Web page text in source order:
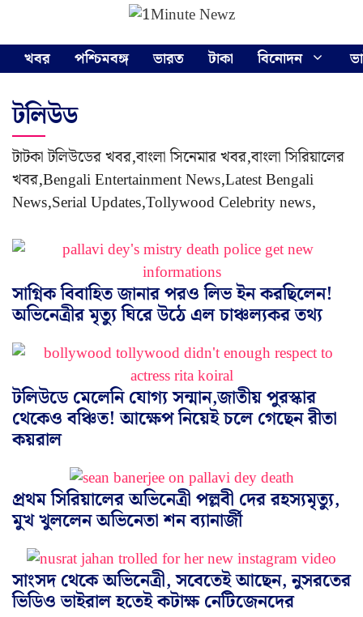
content
খবর
পশ্চিমবঙ্গ ভারত টাকা বিনোদন
টলিউড
টাটকা টলিউডের খবর,বাংলা সিনেমার খবর,বাংলা সিরিয়ালের
খবর,Bengali Entertainment News,Latest Bengali
News,Serial Updates,Tollywood Celebrity news,
সাগ্নিক বিবাহিত জানার পরও লিভ ইন করছিলেন!
অভিনেত্রীর মৃত্যু ঘিরে উঠে এল চাঞ্চল্যকর তথ্য
টলিউডে মেলেনি যোগ্য সন্মান,জাতীয় পুরস্কার
থেকেও বঞ্চিত! আক্ষেপ নিয়েই চলে গেছেন রীতা
কয়রাল
প্রথম সিরিয়ালের অভিনেত্রী পল্লবী দের রহস্যমৃত্যু,
মুখ খুললেন অভিনেতা শন ব্যানার্জী
সাংসদ থেকে অভিনেত্রী, সবেতেই আছেন, নুসরতের
ভিডিও ভাইরাল হতেই কটাক্ষ নেটিজেনদের